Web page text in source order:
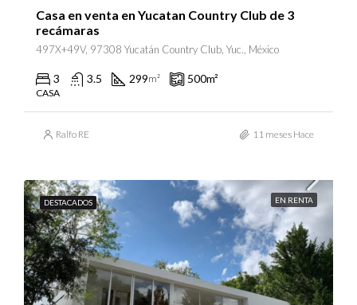
Casa en venta en Yucatan Country Club de 3
recámaras
497X+49V, 97308 Yucatán Country Club, Yuc., México
3 3.5 299m² 500m²
CASA
Ralfo RE 11 meses Hace
DESTACADOS EN RENTA